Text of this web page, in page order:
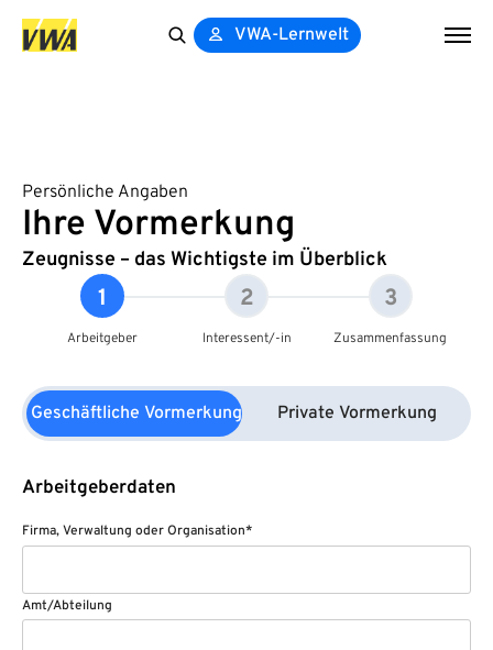
VWA-Lernwelt
Persönliche Angaben
Ihre Vormerkung
Zeugnisse – das Wichtigste im Überblick
1
Arbeitgeber
2
Interessent/-in
3
Zusammenfassung
Geschäftliche Vormerkung Private Vormerkung
Arbeitgeberdaten
Firma, Verwaltung oder Organisation*
Amt/Abteilung